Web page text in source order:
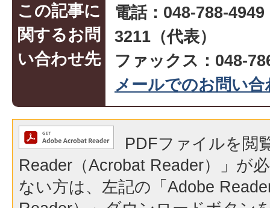
この記事に
関するお問
い合わせ先
電話：048-788-
3211（代表）
ファックス：048-
メールでのお問い
PDFファイルを閲
Reader（Acrobat Reader）」が
ない方は、左記の「Adobe